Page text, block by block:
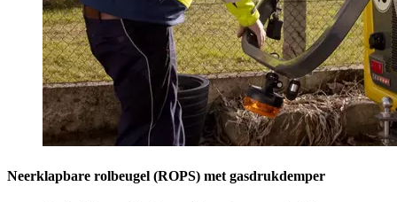
Neerklapbare rolbeugel (ROPS) met gasdrukdemper